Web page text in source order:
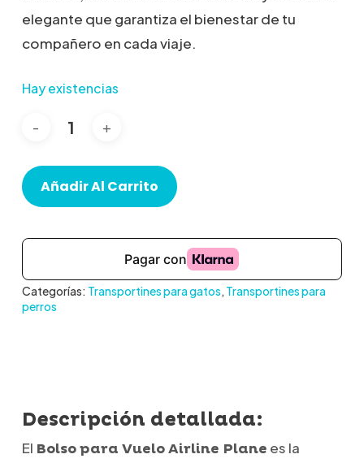
elegante que garantiza el bienestar de tu
compañero en cada viaje.
Hay existencias
Añadir Al Carrito
Categorías: Transportines para gatos, Transportines para
perros
Descripción detallada:
El Bolso para Vuelo Airline Plane es la